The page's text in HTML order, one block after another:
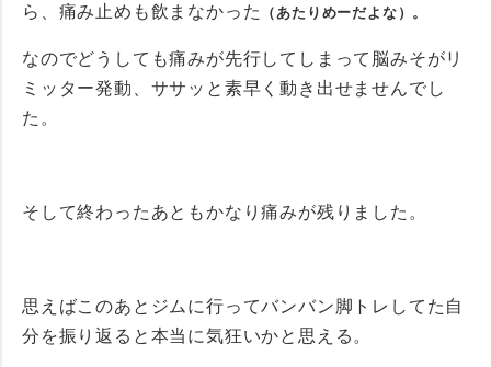
ら、痛み止めも飲まなかった
（あたりめーだよな）。
なのでどうしても痛みが先行してしまって脳みそがリ
ミッター発動、ササッと素早く動き出せませんでし
た。
そして終わったあともかなり痛みが残りました。
思えばこのあとジムに行ってバンバン脚トレしてた自
分を振り返ると本当に気狂いかと思える。